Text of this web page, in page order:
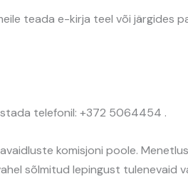
teada e-kirja teel või järgides
telefonil: +372 5064454 .
komisjoni poole.
sõlmitud lepingust tulenevaid